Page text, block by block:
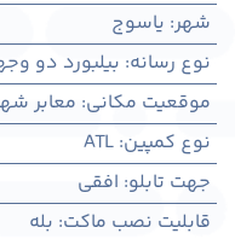
شهر: ياسوج
نوع رسانه: بیلبورد دو
موقعیت مکانی: معابر
نوع کمپین:
ATL
جهت تابلو: افقی
قابلیت نصب ماکت: بله